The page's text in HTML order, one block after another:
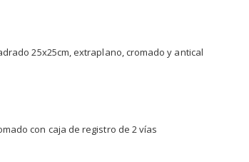
25x25cm, extraplano, cromado y antical
con caja de registro de 2 vías